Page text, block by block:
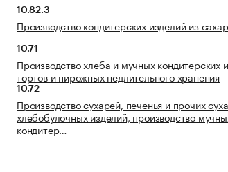
10.82.3
Производство кондитерских изделий из
10.71
Производство хлеба и мучных кондитерских
тортов и пирожных недлительного хранения
10.72
Производство сухарей, печенья и прочих
хлебобулочных изделий, производство
кондитер…